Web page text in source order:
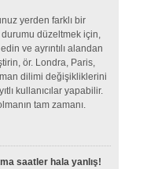
yerden farklı bir
düzeltmek için,
ve ayrıntılı alandan
ör. Londra, Paris,
dilimi değişikliklerini
kullanıcılar yapabilir.
tam zamanı.
saatler hala yanlış!